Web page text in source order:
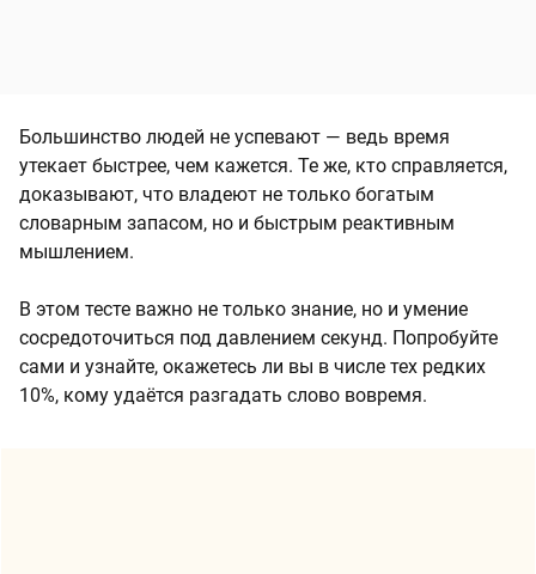
Большинство людей не успевают — ведь время
утекает быстрее, чем кажется. Те же, кто справляется,
доказывают, что владеют не только богатым
словарным запасом, но и быстрым реактивным
мышлением.
В этом тесте важно не только знание, но и умение
сосредоточиться под давлением секунд. Попробуйте
сами и узнайте, окажетесь ли вы в числе тех редких
10%, кому удаётся разгадать слово вовремя.